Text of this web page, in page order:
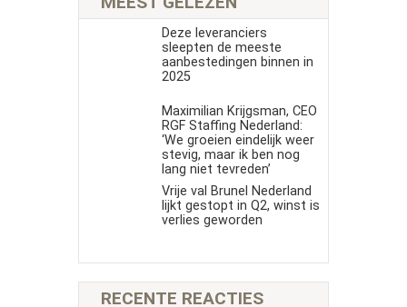
Deze leveranciers
sleepten de meeste
aanbestedingen binnen in
2025
Maximilian Krijgsman, CEO
RGF Staffing Nederland:
‘We groeien eindelijk weer
stevig, maar ik ben nog
lang niet tevreden’
Vrije val Brunel Nederland
lijkt gestopt in Q2, winst is
verlies geworden
RECENTE REACTIES